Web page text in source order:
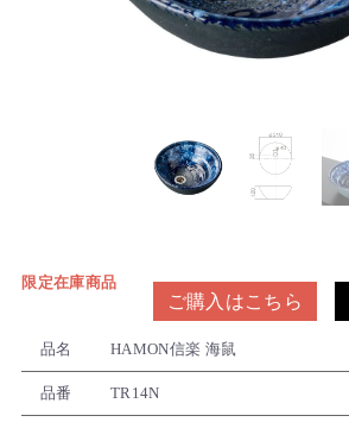
限定在庫商品
ご購入はこちら
品名 HAMON信楽 海鼠
品番 TR14N